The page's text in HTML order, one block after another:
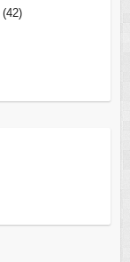
(42)